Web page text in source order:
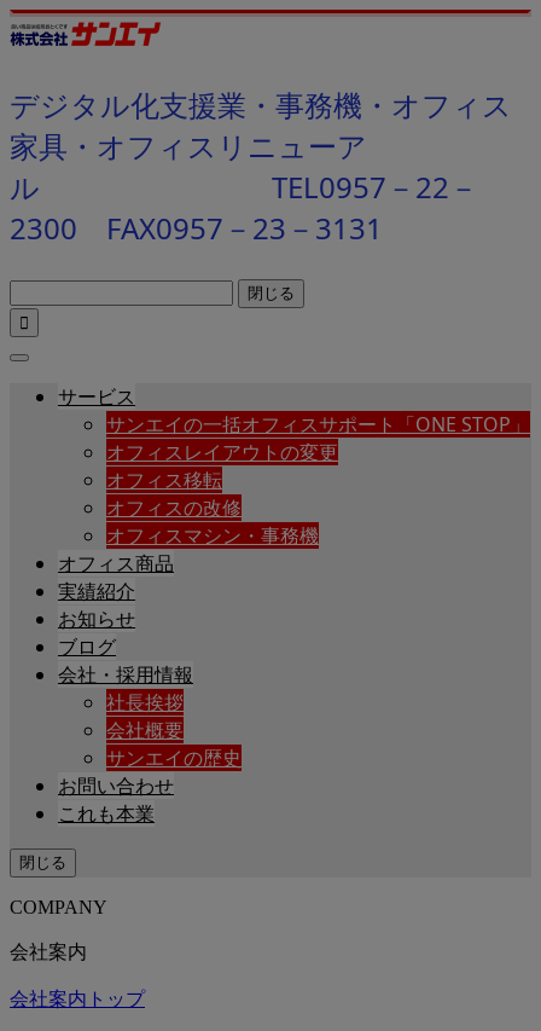
デジタル化支援業・事務機・オフィス
家具・オフィスリニューア
ル TEL0957－22－
2300 FAX0957－23－3131
閉じる

サービス
サンエイの一括オフィスサポート「ONE STOP」
オフィスレイアウトの変更
オフィス移転
オフィスの改修
オフィスマシン・事務機
オフィス商品
実績紹介
お知らせ
ブログ
会社・採用情報
社長挨拶
会社概要
サンエイの歴史
お問い合わせ
これも本業
閉じる
COMPANY
会社案内
会社案内トップ